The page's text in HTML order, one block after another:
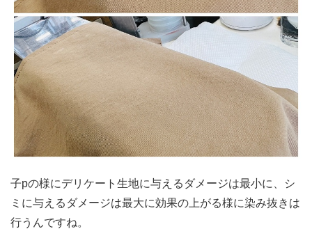
子pの様にデリケート生地に与えるダメージは最小に、シ
ミに与えるダメージは最大に効果の上がる様に染み抜きは
行うんですね。